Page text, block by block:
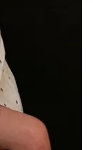
kişisel
bilgi
işlevsel